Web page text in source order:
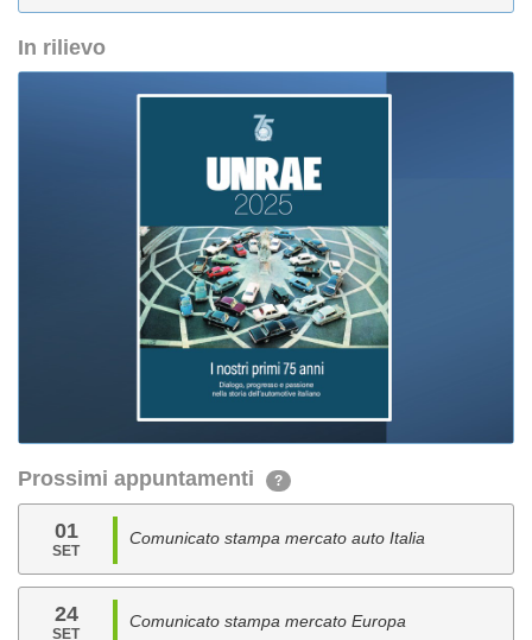
In rilievo
Prossimi appuntamenti ?
01
SET
Comunicato stampa mercato auto Italia
24
SET
Comunicato stampa mercato Europa